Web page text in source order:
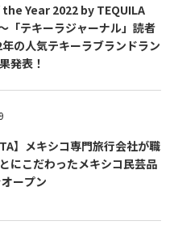
Year 2022 by TEQUILA
「テキーラジャーナル」読者
の人気テキーラブランドラン
発表！
】メキシコ専門旅行会社が職
にこだわったメキシコ民芸品
ープン